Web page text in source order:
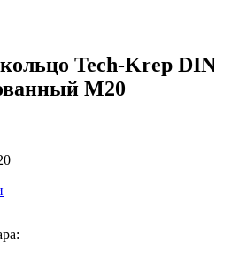
Tech-Krep DIN
М20